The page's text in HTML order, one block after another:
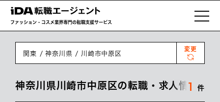
ファッション・コスメ業界専門の転職支援サービス
関東 神奈川県 川崎市中原区
変更
神奈川県川崎市中原区の転職・求人情報一覧
1 件